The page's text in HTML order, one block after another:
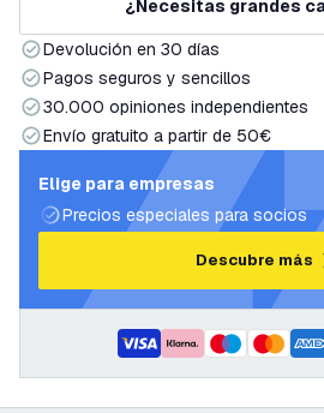
¿Necesitas grandes
Devolución en 30 días
Pagos seguros y sencillos
30.000 opiniones independientes
Envío gratuito a partir de 50€
Elige para empresas
Precios especiales para socios
Descubre más